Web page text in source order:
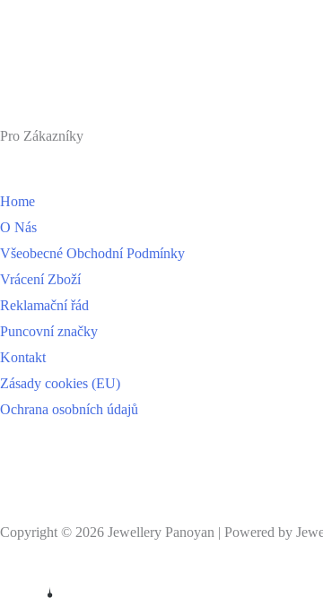
Pro Zákazníky
Home
O Nás
Všeobecné Obchodní Podmínky
Vrácení Zboží
Reklamační řád
Puncovní značky
Kontakt
Zásady cookies (EU)
Ochrana osobních údajů
Copyright © 2026 Jewellery Panoyan | Powered by